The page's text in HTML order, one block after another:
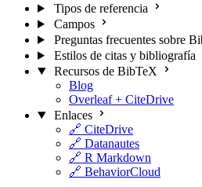
Tipos de referencia
Campos
Preguntas frecuentes sobre
Estilos de citas y bibliografía
Recursos de BibTeX
Blog
Overleaf + CiteDrive
Enlaces
🔗 CiteDrive
🔗 Datanautes
🔗 R Markdown
🔗 BehaviorCloud